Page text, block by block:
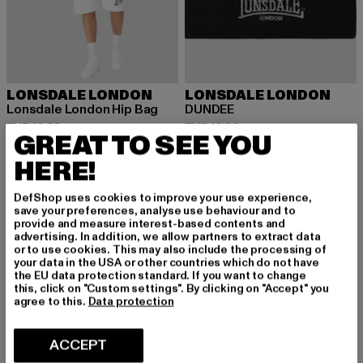
LONSDALE LONDON
Lonsdale London Hip Bag
EUR 19,99
Huidige prijs: EUR 19,99
LONSDALE LONDON
DUNDEE
EUR 12,99
Huidige prijs: EUR 12,99
-10% -20%
GREAT TO SEE YOU
HERE!
DefShop uses cookies to improve your use experience,
save your preferences, analyse use behaviour and to
provide and measure interest-based contents and
advertising. In addition, we allow partners to extract data
or to use cookies. This may also include the processing of
your data in the USA or other countries which do not have
the EU data protection standard. If you want to change
this, click on "Custom settings". By clicking on "Accept" you
agree to this. Data protection
ACCEPT